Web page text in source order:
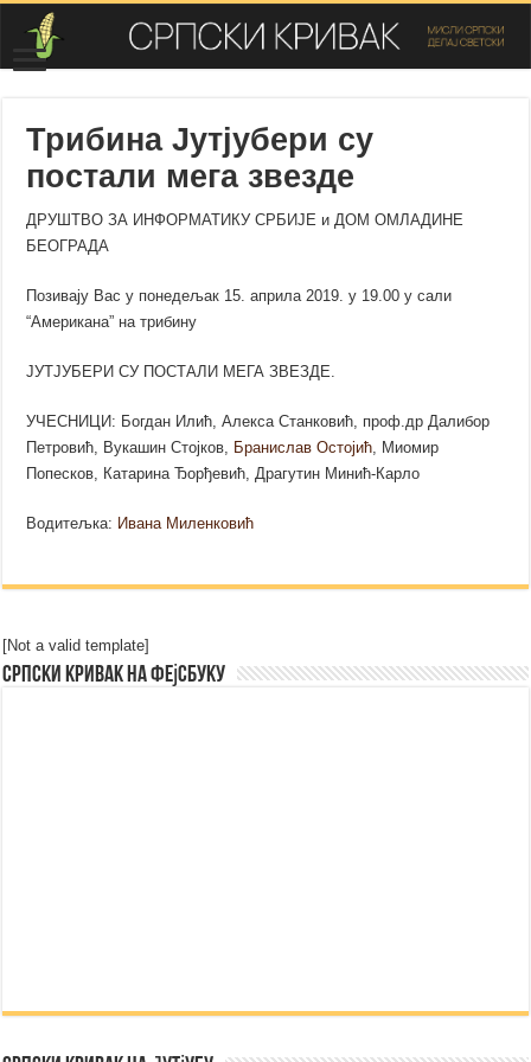
Трибина Јутјубери су
постали мега звезде
ДРУШТВО ЗА ИНФОРМАТИКУ СРБИЈЕ и ДОМ ОМЛАДИНЕ
БЕОГРАДА
Позивају Вас у понедељак 15. априла 2019. у 19.00 у сали
“Американа” на трибину
ЈУТЈУБЕРИ СУ ПОСТАЛИ МЕГА ЗВЕЗДЕ.
УЧЕСНИЦИ: Богдан Илић, Алекса Станковић, проф.др Далибор
Петровић, Вукашин Стојков, Бранислав Остојић , Миомир
Попесков, Катарина Ђорђевић, Драгутин Минић-Карло
Водитељка: Ивана Миленковић
[Not a valid template]
Српски Кривак на Фејсбуку